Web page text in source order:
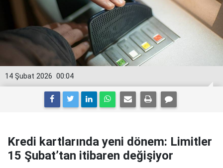
00:04
14 Şubat 2026
Kredi kartlarında yeni dönem: Limitler
15 Şubat’tan itibaren değişiyor